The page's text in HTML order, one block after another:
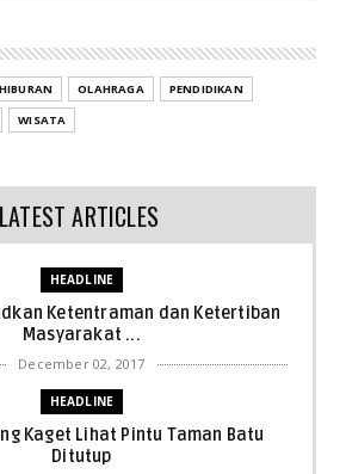
HIBURAN OLAHRAGA
PENDIDIKAN
WISATA
LATEST ARTICLES
HEADLINE
Ketentraman dan Ketertiban
Masyarakat ...
December 02, 2017
HEADLINE
Kaget Lihat Pintu Taman Batu
Ditutup